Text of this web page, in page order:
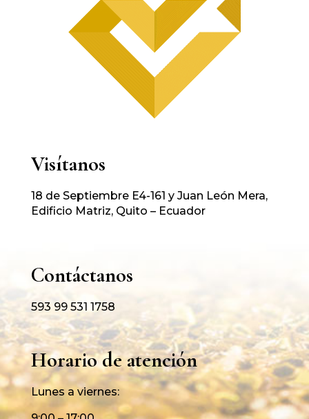
Visítanos
18 de Septiembre E4-161 y Juan León Mera,
Edificio Matriz, Quito – Ecuador
Contáctanos
593 99 531 1758
Horario de atención
Lunes a viernes: